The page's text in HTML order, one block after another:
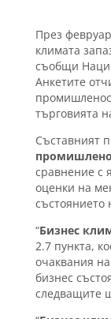
През
климата
съобщи
Анкетите
търговията
Съставният
сравнение с
оценки на
състоянието
“Бизнес
2.7 пункта,
очаквания
бизнес
следващите